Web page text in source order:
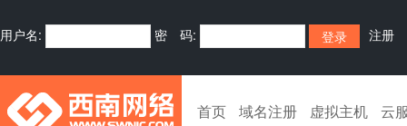
用户名: 密 码: 注册
首页 域名注册 虚拟主机 云